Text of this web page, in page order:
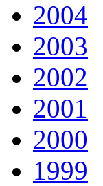
2004
2003
2002
2001
2000
1999